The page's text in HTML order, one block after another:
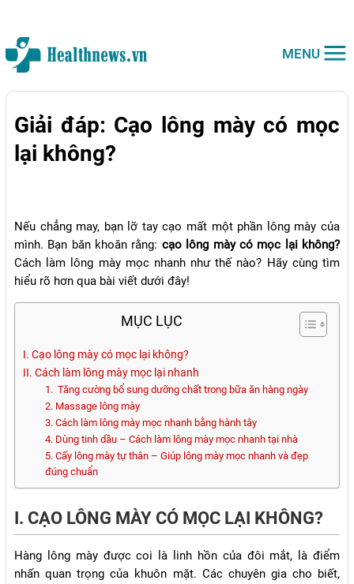
MENU
Giải đáp: Cạo lông mày có mọc
lại không?
Nếu chẳng may, bạn lỡ tay cạo mất một phần lông mày của
mình. Bạn băn khoăn rằng: cạo lông mày có mọc lại không?
Cách làm lông mày mọc nhanh như thế nào? Hãy cùng tìm
hiểu rõ hơn qua bài viết dưới đây!
MỤC LỤC
I. Cạo lông mày có mọc lại không?
II. Cách làm lông mày mọc lại nhanh
1. Tăng cường bổ sung dưỡng chất trong bữa ăn hàng ngày
2. Massage lông mày
3. Cách làm lông mày mọc nhanh bằng hành tây
4. Dùng tinh dầu – Cách làm lông mày mọc nhanh tại nhà
5. Cấy lông mày tự thân – Giúp lông mày mọc nhanh và đẹp
đúng chuẩn
I. CẠO LÔNG MÀY CÓ MỌC LẠI KHÔNG?
Hàng lông mày được coi là linh hồn của đôi mắt, là điểm
nhấn quan trọng của khuôn mặt. Các chuyên gia cho biết,